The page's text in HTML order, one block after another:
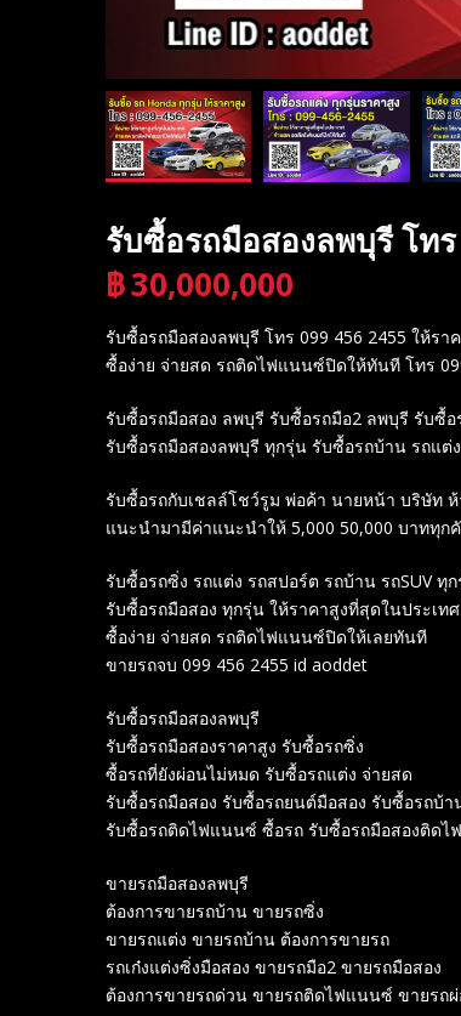
รับซื้อรถมือสองลพบุรี โท
฿30,000,000
รับซื้อรถมือสองลพบุรี โทร 099 456 2455 ให้รา
ซื้อง่าย จ่ายสด รถติดไฟแนนซ์ปิดให้ทันที โทร
รับซื้อรถมือสอง ลพบุรี รับซื้อรถมือ2 ลพบุรี รับซื้อ
รับซื้อรถมือสองลพบุรี ทุกรุ่น รับซื้อรถบ้าน รถแต่
รับซื้อรถกับเชลล์โชว์รูม พ่อค้า นายหน้า บริษัท
แนะนำมามีค่าแนะนำให้ 5,000 50,000 บาททุก
รับซื้อรถซิ่ง รถแต่ง รถสปอร์ต รถบ้าน รถSUV ทุ
รับซื้อรถมือสอง ทุกรุ่น ให้ราคาสูงที่สุดในประเทศ
ซื้อง่าย จ่ายสด รถติดไฟแนนซ์ปิดให้เลยทันที
ขายรถจบ 099 456 2455 id aoddet
รับซื้อรถมือสองลพบุรี
รับซื้อรถมือสองราคาสูง รับซื้อรถซิ่ง
ซื้อรถที่ยังผ่อนไม่หมด รับซื้อรถแต่ง จ่ายสด
รับซื้อรถมือสอง รับซื้อรถยนต์มือสอง รับซื้อรถบ้า
รับซื้อรถติดไฟแนนซ์ ซื้อรถ รับซื้อรถมือสองติดไ
ขายรถมือสองลพบุรี
ต้องการขายรถบ้าน ขายรถซิ่ง
ขายรถแต่ง ขายรถบ้าน ต้องการขายรถ
รถเก๋งแต่งซิ่งมือสอง ขายรถมือ2 ขายรถมือสอง
ต้องการขายรถด่วน ขายรถติดไฟแนนซ์ ขายรถ